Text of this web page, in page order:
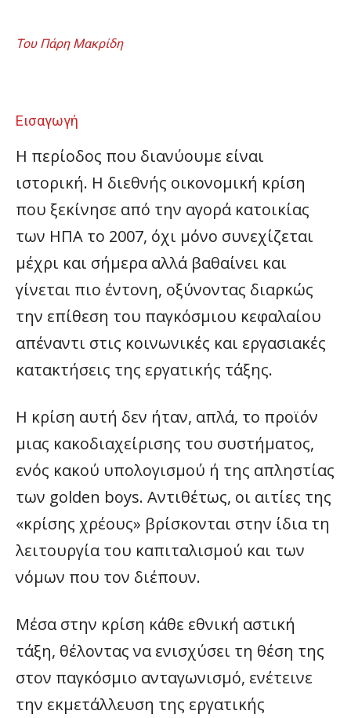
Του Πάρη Μακρίδη
Εισαγωγή
Η περίοδος που διανύουμε είναι
ιστορική. Η διεθνής οικονομική κρίση
που ξεκίνησε από την αγορά κατοικίας
των ΗΠΑ το 2007, όχι μόνο συνεχίζεται
μέχρι και σήμερα αλλά βαθαίνει και
γίνεται πιο έντονη, οξύνοντας διαρκώς
την επίθεση του παγκόσμιου κεφαλαίου
απέναντι στις κοινωνικές και εργασιακές
κατακτήσεις της εργατικής τάξης.
Η κρίση αυτή δεν ήταν, απλά, το προϊόν
μιας κακοδιαχείρισης του συστήματος,
ενός κακού υπολογισμού ή της απληστίας
των golden boys. Αντιθέτως, οι αιτίες της
«κρίσης χρέους» βρίσκονται στην ίδια τη
λειτουργία του καπιταλισμού και των
νόμων που τον διέπουν.
Μέσα στην κρίση κάθε εθνική αστική
τάξη, θέλοντας να ενισχύσει τη θέση της
στον παγκόσμιο ανταγωνισμό, ενέτεινε
την εκμετάλλευση της εργατικής